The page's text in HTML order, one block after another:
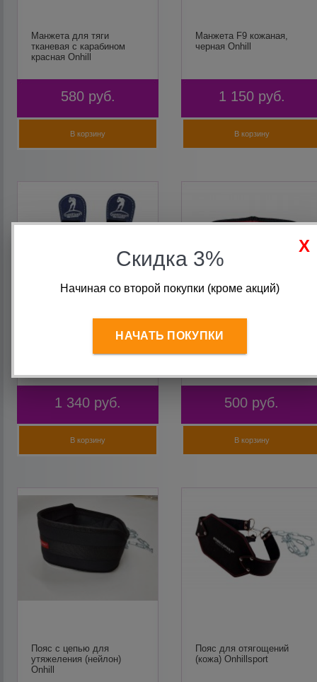
Манжета для тяги
тканевая с карабином
красная Onhill
580 руб.
В корзину
Манжета F9 кожаная,
черная Onhill
1 150 руб.
В корзину
Крюки для турника и тяги
кожаные синие (пара)
1 340 руб.
В корзину
Манжета для тяги
тканевая на липучке
500 руб.
В корзину
Пояс с цепью для
утяжеления (нейлон)
Onhill
Пояс для отягощений
(кожа) Onhillsport
Скидка 3%
Начиная со второй покупки (кроме акций)
НАЧАТЬ ПОКУПКИ